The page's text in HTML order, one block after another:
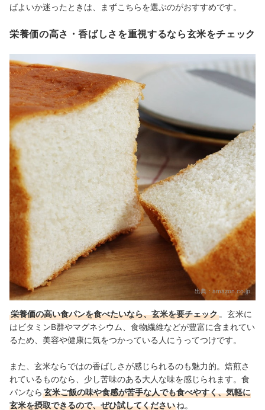
ばよいか迷ったときは、まずこちらを選ぶのがおすすめです。
栄養価の高さ・香ばしさを重視するなら玄米をチェック
出典： amazon.co.jp
栄養価の高い食パンを食べたいなら、玄米を要チェック 。玄米に
はビタミンB群やマグネシウム、食物繊維などが豊富に含まれてい
るため、美容や健康に気をつかっている人にうってつけです。
また、玄米ならではの香ばしさが感じられるのも魅力的。焙煎さ
れているものなら、少し苦味のある大人な味を感じられます。食
パンなら 玄米ご飯の味や食感が苦手な人でも食べやすく、気軽に
玄米を摂取できるので、ぜひ試してくださいね。